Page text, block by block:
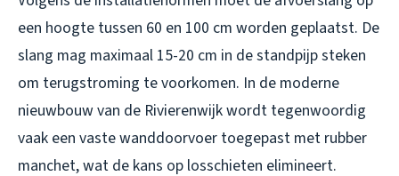
een hoogte tussen 60 en 100 cm worden geplaatst. De
slang mag maximaal 15-20 cm in de standpijp steken
om terugstroming te voorkomen. In de moderne
nieuwbouw van de Rivierenwijk wordt tegenwoordig
vaak een vaste wanddoorvoer toegepast met rubber
manchet, wat de kans op losschieten elimineert.